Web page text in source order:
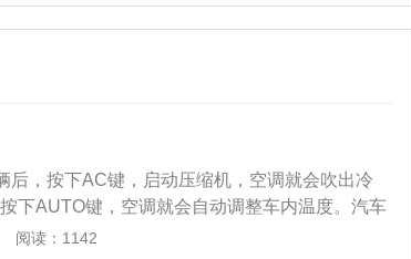
后，按下AC键，启动压缩机，空调就会吹出冷
下AUTO键，空调就会自动调整车内温度。汽车
膨胀阀等组成，压缩机是制冷系统最主要的部
阅读：1142